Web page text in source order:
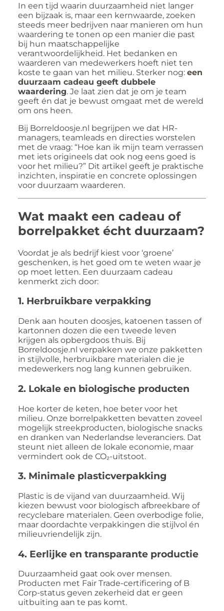
In een tijd waarin duurzaamheid niet langer
een bijzaak is, maar een kernwaarde, zoeken
steeds meer bedrijven naar manieren om hun
waardering te tonen op een manier die past
bij hun maatschappelijke
verantwoordelijkheid. Het bedanken en
waarderen van medewerkers hoeft niet ten
koste te gaan van het milieu. Sterker nog: een
duurzaam cadeau geeft dubbele
waardering. Je laat zien dat je om je team
geeft én dat je bewust omgaat met de wereld
om ons heen.
Bij Borreldoosje.nl begrijpen we dat HR-
managers, teamleads en directies worstelen
met de vraag: “Hoe kan ik mijn team verrassen
met iets origineels dat ook nog eens goed is
voor het milieu?” Dit artikel geeft je praktische
inzichten, inspiratie en concrete oplossingen
voor duurzaam waarderen.
Wat maakt een cadeau of
borrelpakket écht duurzaam?
Voordat je als bedrijf kiest voor ‘groene’
geschenken, is het goed om te weten waar je
op moet letten. Een duurzaam cadeau
kenmerkt zich door:
1. Herbruikbare verpakking
Denk aan houten doosjes, katoenen tassen of
kartonnen dozen die een tweede leven
krijgen als opbergdoos thuis. Bij
Borreldoosje.nl verpakken we onze pakketten
in stijlvolle, herbruikbare materialen die je
medewerkers nog lang kunnen gebruiken.
2. Lokale en biologische producten
Hoe korter de keten, hoe beter voor het
milieu. Onze borrelpakketten bevatten zoveel
mogelijk streekproducten, biologische snacks
en dranken van Nederlandse leveranciers. Dat
steunt niet alleen de lokale economie, maar
vermindert ook de CO₂-uitstoot.
3. Minimale plasticverpakking
Plastic is de vijand van duurzaamheid. Wij
kiezen bewust voor biologisch afbreekbare of
recyclebare materialen. Geen overbodige folie,
maar doordachte verpakkingen die stijlvol én
milieuvriendelijk zijn.
4. Eerlijke en transparante productie
Duurzaamheid gaat ook over mensen.
Producten met Fair Trade-certificering of B
Corp-status geven zekerheid dat er geen
uitbuiting aan te pas komt.